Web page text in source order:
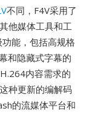
不同，F4V采用了
他媒体工具和工
能，包括高规格
和隐藏式字幕的
内容需求的
种更新的编解码
的流媒体平台和